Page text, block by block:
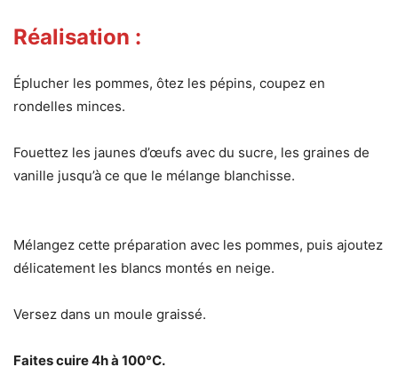
Réalisation :
Éplucher les pommes, ôtez les pépins, coupez en
rondelles minces.
Fouettez les jaunes d’œufs avec du sucre, les graines de
vanille jusqu’à ce que le mélange blanchisse.
Mélangez cette préparation avec les pommes, puis ajoutez
délicatement les blancs montés en neige.
Versez dans un moule graissé.
Faites cuire 4h à 100°C.